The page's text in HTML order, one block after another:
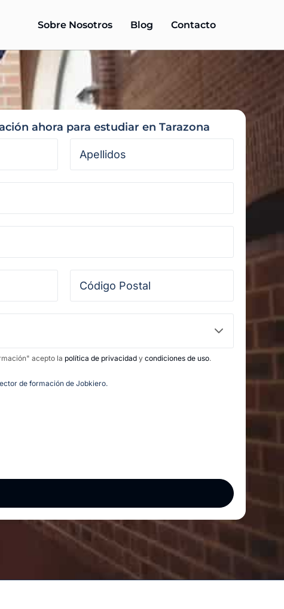
Sobre Nosotros Blog Contacto
ahora para estudiar en Tarazona
acepto la política de privacidad y condiciones de uso.
de formación de Jobkiero.